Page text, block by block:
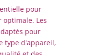
pour
Les
pour
type d'appareil,